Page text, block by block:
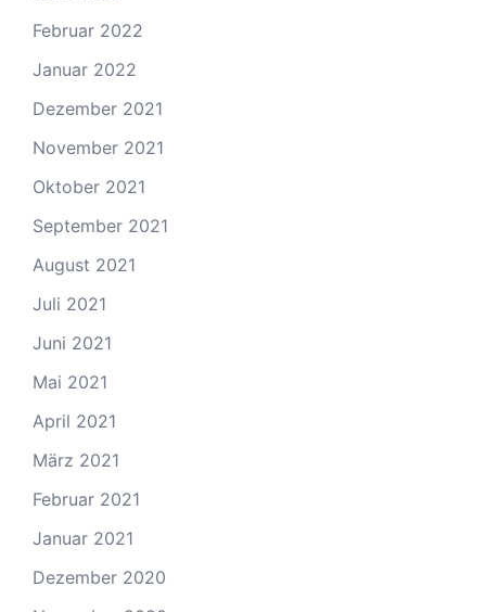
Februar 2022
Januar 2022
Dezember 2021
November 2021
Oktober 2021
September 2021
August 2021
Juli 2021
Juni 2021
Mai 2021
April 2021
März 2021
Februar 2021
Januar 2021
Dezember 2020